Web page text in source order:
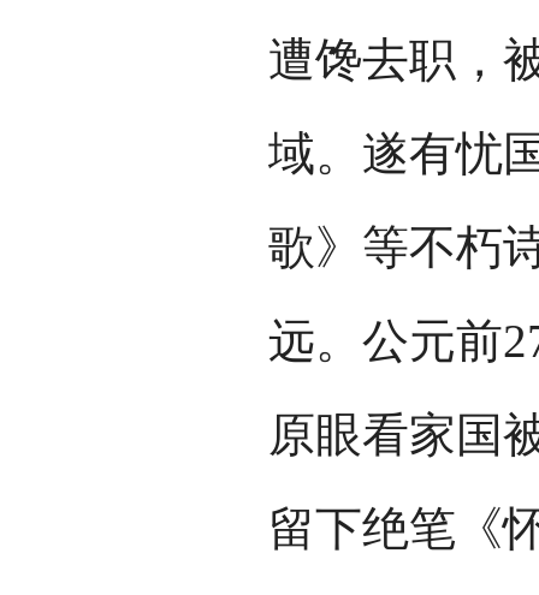
遭馋去职，
域。遂有忧
歌》等不朽
远。公元前
原眼看家国
留下绝笔《